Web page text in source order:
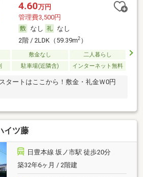
4.60万円
管理費3,500円
なし
なし
2階 / 2LDK（59.39m2）
敷金なし
二人暮らし
駐車場(近隣含) インターネット無料
タートはここから！敷金・礼金Ｗ0円
イツ藤
日豊本線 坂ノ市駅 徒歩20分
築32年6ヶ月 / 2階建